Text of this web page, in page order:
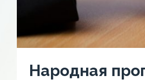
Народная